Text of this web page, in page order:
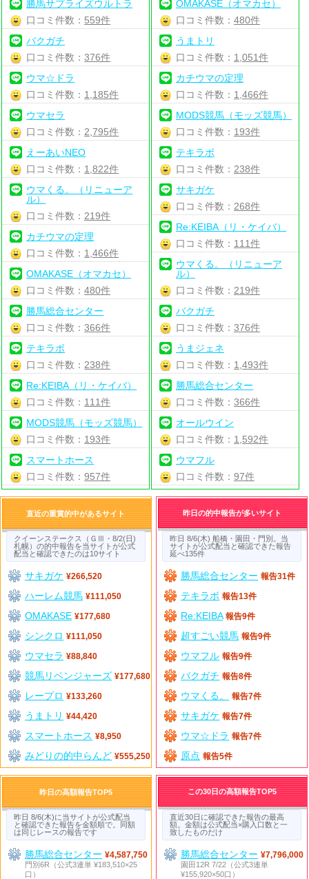
勝馬サプライズウルトラ
口コミ件数： 559件
バクガチ
口コミ件数：376件
ウマ☆ドラ
口コミ件数： 1,185件
ウマセラ
口コミ件数： 2,795件
えーあいNEO
口コミ件数： 1,822件
ウマくる。（リニューア
ル）
口コミ件数： 219件
カチウマの定理
口コミ件数： 1,466件
OMAKASE（オマカセ）
口コミ件数：480件
勝馬総合センター
口コミ件数：366件
テキラボ
口コミ件数： 238件
Re:KEIBA（リ・ケイバ）
口コミ件数： 111件
MODS競馬（モッズ競馬）
口コミ件数： 193件
スマートホース
口コミ件数：957件
OMAKASE（オマカセ）
口コミ件数： 480件
うまトリ
口コミ件数： 1,051件
カチウマの定理
口コミ件数： 1,466件
MODS競馬（モッズ競馬）
口コミ件数： 193件
テキラボ
口コミ件数： 238件
サキガケ
口コミ件数： 268件
Re:KEIBA（リ・ケイバ）
口コミ件数： 111件
ウマくる。（リニューア
ル）
口コミ件数： 219件
バクガチ
口コミ件数： 376件
うまジェネ
口コミ件数： 1,493件
勝馬総合センター
口コミ件数： 366件
オールウイン
口コミ件数： 1,592件
ウマフル
口コミ件数： 97件
直近の重賞的中があるサイト
クイーンステークス（ＧⅢ・8/2(日)
札幌）の的中報告を当サイトが公式
配当と確認できたのは10サイト
サキガケ ¥266,520
ハーレム競馬 ¥111,050
OMAKASE ¥177,680
シンクロ ¥111,050
ウマセラ ¥88,840
競馬リベンジャーズ ¥177,680
レープロ ¥133,260
うまトリ ¥44,420
スマートホース ¥8,950
みどりの的中らんど ¥555,250
昨日の的中報告が多いサイト
昨日 8/6(木) 船橋・園田・門別。当
サイトが公式配当と確認できた報告
延べ135件
勝馬総合センター 報告31件
テキラボ 報告13件
Re:KEIBA 報告9件
超すごい競馬 報告9件
ウマフル 報告9件
バクガチ 報告8件
ウマくる。 報告7件
サキガケ 報告7件
ウマ☆ドラ 報告7件
原点 報告5件
昨日の高額報告TOP5
昨日 8/6(木)に当サイトが公式配当
と確認できた報告を金額順で。同額
は同じレースの報告です
勝馬総合センター ¥4,587,750
門別6R（公式3連単 ¥183,510×25
口）
この30日の高額報告TOP5
直近30日に確認できた報告の最高
額。金額は公式配当×購入口数と一
致したものだけ
勝馬総合センター ¥7,796,000
園田12R 7/22（公式3連単
¥155,920×50口）